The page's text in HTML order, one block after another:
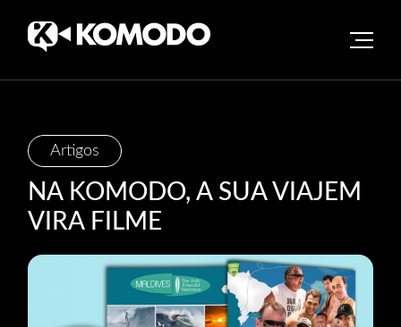
content
Artigos
NA KOMODO, A SUA VIAJEM
VIRA FILME